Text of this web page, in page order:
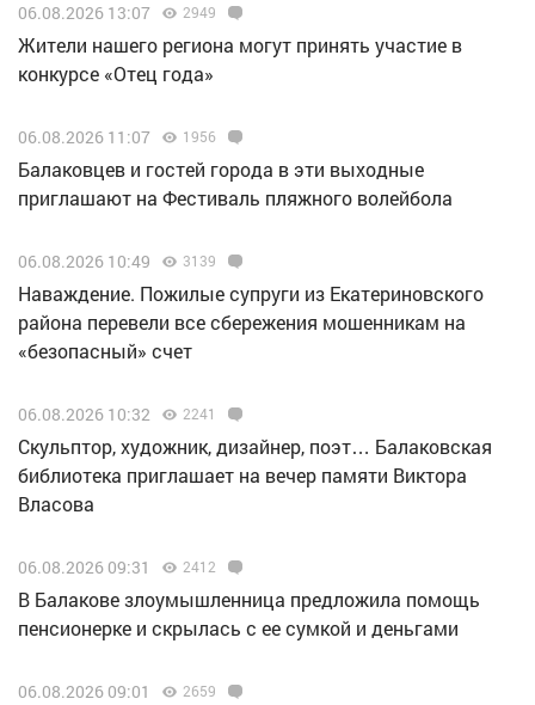
06.08.2026 13:07 2949
Жители нашего региона могут принять участие в
конкурсе «Отец года»
06.08.2026 11:07 1956
Балаковцев и гостей города в эти выходные
приглашают на Фестиваль пляжного волейбола
06.08.2026 10:49 3139
Наваждение. Пожилые супруги из Екатериновского
района перевели все сбережения мошенникам на
«безопасный» счет
06.08.2026 10:32 2241
Скульптор, художник, дизайнер, поэт… Балаковская
библиотека приглашает на вечер памяти Виктора
Власова
06.08.2026 09:31 2412
В Балакове злоумышленница предложила помощь
пенсионерке и скрылась с ее сумкой и деньгами
06.08.2026 09:01 2659